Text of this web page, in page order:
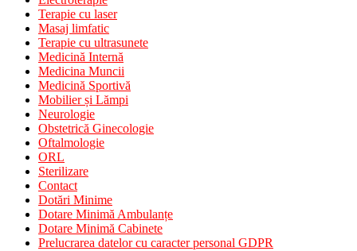
Terapie cu laser
Masaj limfatic
Terapie cu ultrasunete
Medicină Internă
Medicina Muncii
Medicină Sportivă
Mobilier și Lămpi
Neurologie
Obstetrică Ginecologie
Oftalmologie
ORL
Sterilizare
Contact
Dotări Minime
Dotare Minimă Ambulanțe
Dotare Minimă Cabinete
Prelucrarea datelor cu caracter personal GDPR